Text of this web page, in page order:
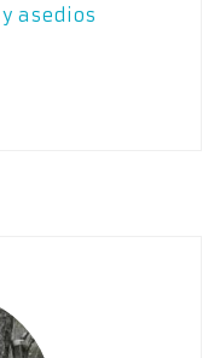
asedios